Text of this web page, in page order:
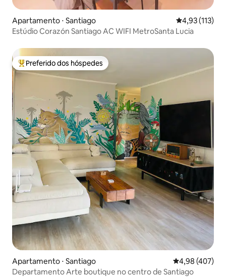
Apartamento ⋅ Santiago 4,93 de uma
4,93 (113)
Estúdio Corazón Santiago AC WIFI MetroSanta Lucia
Entre os melhores preferidos dos hóspedes
Preferido dos hóspedes
Apartamento ⋅ Santiago 4,98 de uma
4,98 (407)
Departamento Arte boutique no centro de Santiago